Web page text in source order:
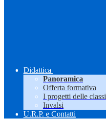
Didattica
Panoramica
Offerta formativa
I progetti delle classi
Invalsi
U.R.P. e Contatti